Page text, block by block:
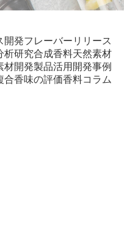
開発フレーバーリリース
析研究合成香料天然素材
材開発製品活用開発事例
合香味の評価香料コラム